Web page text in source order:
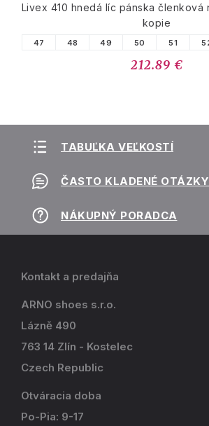
Livex 410 hnedá líc pánska členková
kopie
47 48 49 50 51
212.89 €
TABUĽKA VEĽKOSTÍ
ČASTO KLADENÉ OTÁZKY
NÁKUPNÝ PORADCA
Kontakt a predajňa
ARNO shoes s.r.o.
Lázně 490
763 14 Zlín - Kostelec
Czech Republic
Otváracia doba
Po-Pia: 9-17